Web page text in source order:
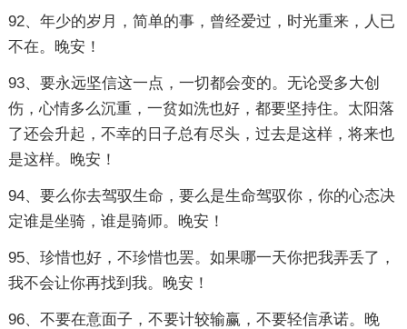
92、年少的岁月，简单的事，曾经爱过，时光重来，人已
不在。晚安！
93、要永远坚信这一点，一切都会变的。无论受多大创
伤，心情多么沉重，一贫如洗也好，都要坚持住。太阳落
了还会升起，不幸的日子总有尽头，过去是这样，将来也
是这样。晚安！
94、要么你去驾驭生命，要么是生命驾驭你，你的心态决
定谁是坐骑，谁是骑师。晚安！
95、珍惜也好，不珍惜也罢。如果哪一天你把我弄丢了，
我不会让你再找到我。晚安！
96、不要在意面子，不要计较输赢，不要轻信承诺。晚